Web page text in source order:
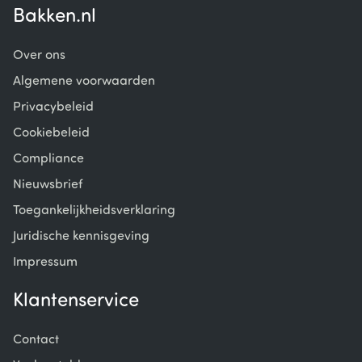
Bakken.nl
Over ons
Algemene voorwaarden
Privacybeleid
Cookiebeleid
Compliance
Nieuwsbrief
Toegankelijkheidsverklaring
Juridische kennisgeving
Impressum
Klantenservice
Contact